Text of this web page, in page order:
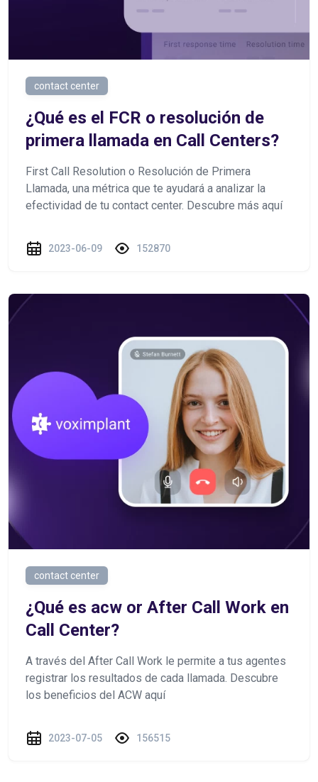
contact center
¿Qué es el FCR o resolución de
primera llamada en Call Centers?
First Call Resolution o Resolución de Primera
Llamada, una métrica que te ayudará a analizar la
efectividad de tu contact center. Descubre más aquí
2023-06-09 152870
contact center
¿Qué es acw or After Call Work en
Call Center?
A través del After Call Work le permite a tus agentes
registrar los resultados de cada llamada. Descubre
los beneficios del ACW aquí
2023-07-05 156515